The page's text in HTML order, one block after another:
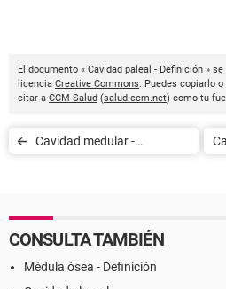
El documento « Cavidad paleal - Definición »
licencia Creative Commons. Puedes copiarlo
citar a CCM Salud (salud.ccm.net) como tu
Cavidad medular -
CONSULTA TAMBIÉN
Médula ósea - Definición